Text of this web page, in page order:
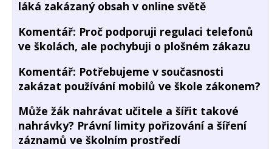
láká zakázaný obsah v online světě
Komentář: Proč podporuji regulaci telefonů
ve školách, ale pochybuji o plošném zákazu
Komentář: Potřebujeme v současnosti
zakázat používání mobilů ve škole zákonem?
Může žák nahrávat učitele a šířit takové
nahrávky? Právní limity pořizování a šíření
záznamů ve školním prostředí